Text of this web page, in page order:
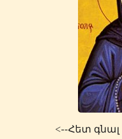
<--Հետ գնալ